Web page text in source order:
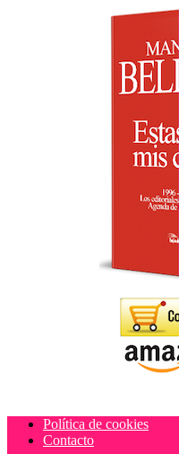
Política de cookies
Contacto